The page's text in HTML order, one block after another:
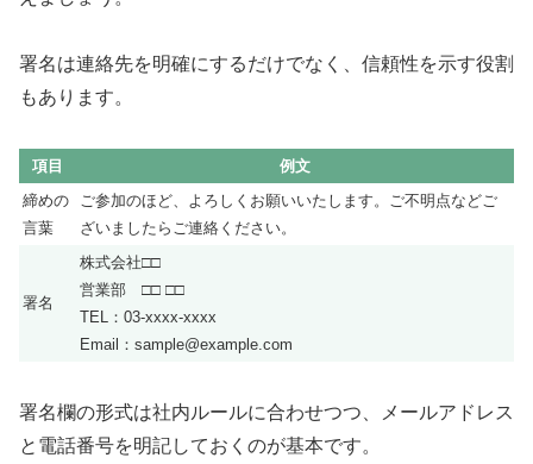
署名は連絡先を明確にするだけでなく、信頼性を示す役割
もあります。
項目
例文
締めの
言葉
ご参加のほど、よろしくお願いいたします。ご不明点などご
ざいましたらご連絡ください。
署名
株式会社□□
営業部 □□ □□
TEL：03-xxxx-xxxx
Email：sample@example.com
署名欄の形式は社内ルールに合わせつつ、メールアドレス
と電話番号を明記しておくのが基本です。